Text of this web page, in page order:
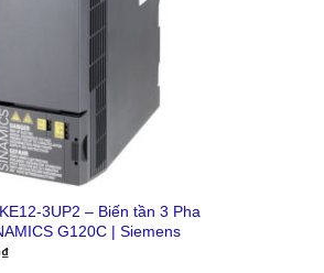
3UP2 – Biến tần 3 Pha
G120C | Siemens
₫